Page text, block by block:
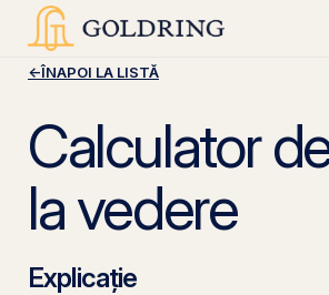
←ÎNAPOI LA LISTĂ
Calculator
la vedere
Explicație